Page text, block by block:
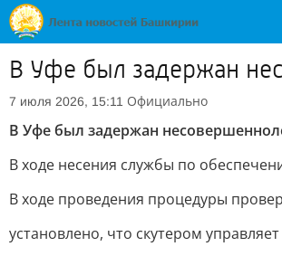
В Уфе был задержан
7 июля 2026, 15:11 Официально
В Уфе был задержан
В ходе несения службы по
В ходе проведения процедуры
установлено, что скутером